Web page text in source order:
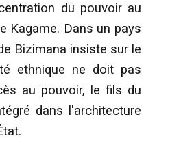
du pouvoir au
Kagame. Dans un pays
Bizimana insiste sur le
ethnique ne doit pas
au pouvoir, le fils du
dans l'architecture